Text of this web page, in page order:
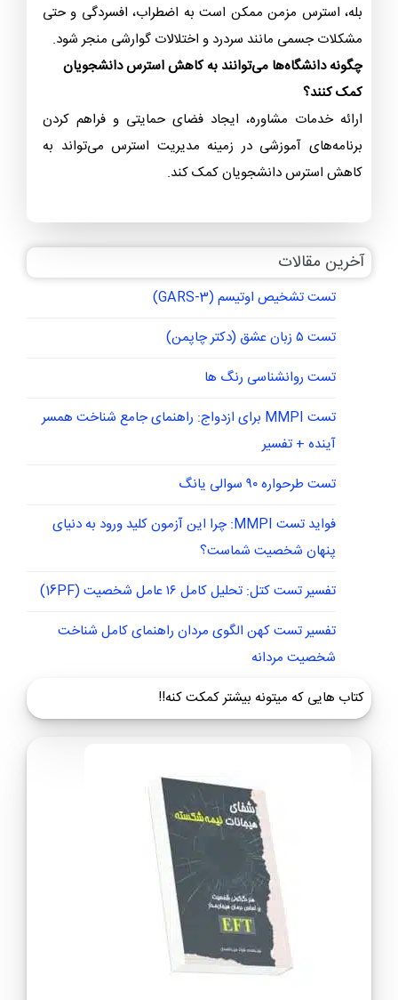
بله، استرس مزمن ممکن است به اضطراب، افسردگی و حتی
مشکلات جسمی مانند سردرد و اختلالات گوارشی منجر شود.
چگونه دانشگاه‌ها می‌توانند به کاهش استرس دانشجویان
کمک کنند؟
ارائه خدمات مشاوره، ایجاد فضای حمایتی و فراهم کردن
برنامه‌های آموزشی در زمینه مدیریت استرس می‌تواند به
کاهش استرس دانشجویان کمک کند.
آخرین مقالات
تست تشخیص اوتیسم (GARS-3)
تست ۵ زبان عشق (دکتر چاپمن)
تست روانشناسی رنگ ها
تست MMPI برای ازدواج: راهنمای جامع شناخت همسر
آینده + تفسیر
تست طرحواره ۹۰ سوالی یانگ
فواید تست MMPI: چرا این آزمون کلید ورود به دنیای
پنهان شخصیت شماست؟
تفسیر تست کتل: تحلیل کامل ۱۶ عامل شخصیت (16PF)
تفسیر تست کهن الگوی مردان راهنمای کامل شناخت
شخصیت مردانه
کتاب هایی که میتونه بیشتر کمکت کنه!!